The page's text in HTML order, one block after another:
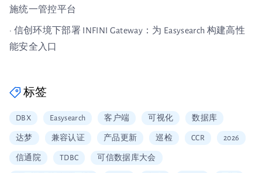
施统一管控平台
· 信创环境下部署 INFINI Gateway：为 Easysearch 构建高性
能安全入口
标签
DBX Easysearch 客户端 可视化 数据库
达梦 兼容认证 产品更新 巡检 CCR 2026
信通院 TDBC 可信数据库大会